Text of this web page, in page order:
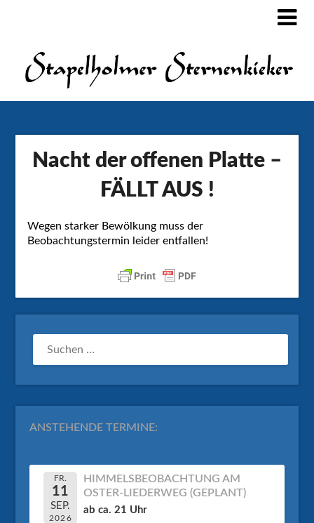
Nacht der offenen Platte –
FÄLLT AUS !
Wegen starker Bewölkung muss der
Beobachtungstermin leider entfallen!
SUCHEN
NACH:
ANSTEHENDE TERMINE:
FR.
11
SEP.
2026
HIMMELSBEOBACHTUNG AM
OSTER-LIEDERWEG (GEPLANT)
ab ca. 21 Uhr